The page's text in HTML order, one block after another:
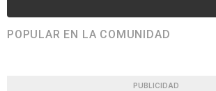
POPULAR EN LA COMUNIDAD
PUBLICIDAD